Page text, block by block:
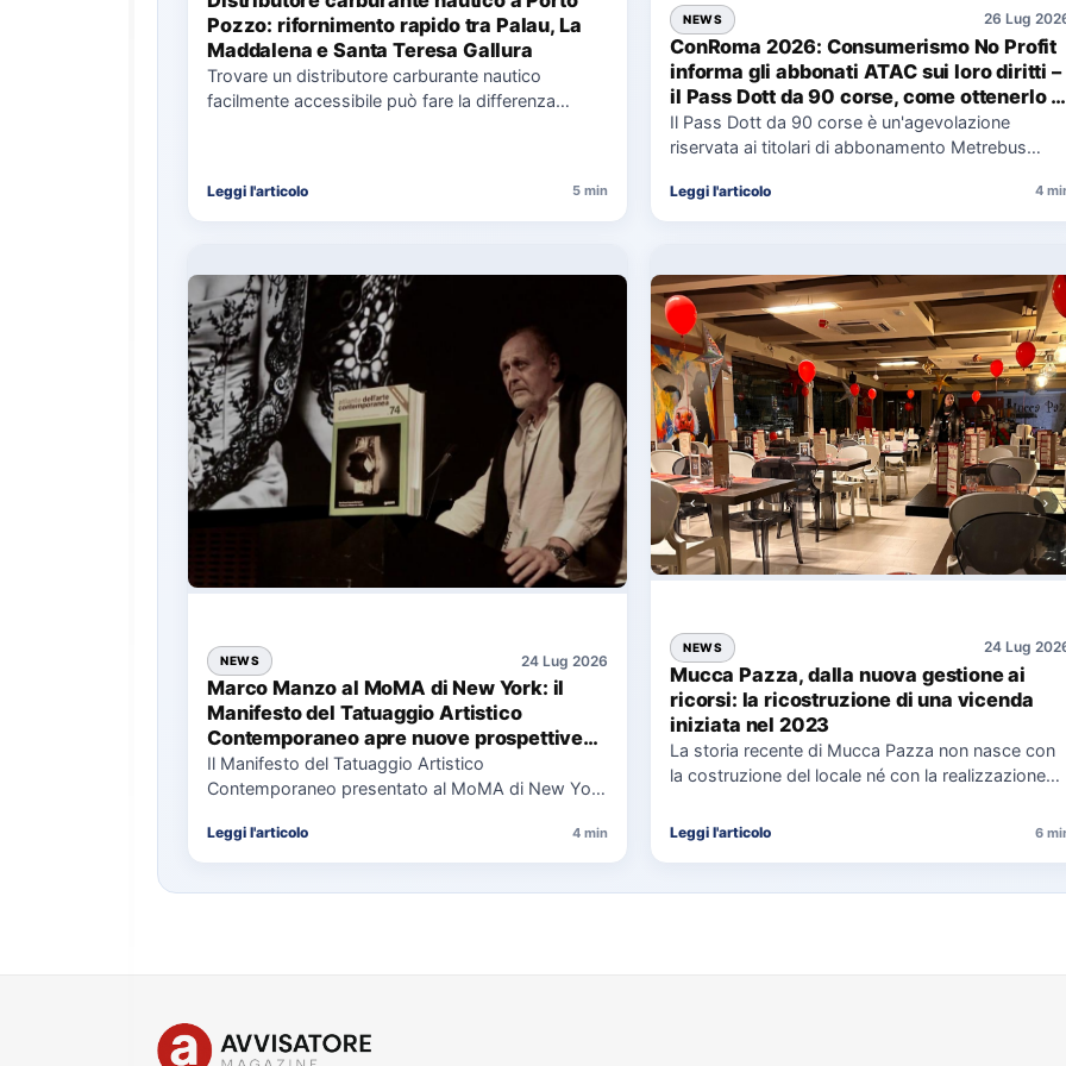
Pozzo: rifornimento rapido tra Palau, La
Maddalena e Santa Teresa Gallura
Trovare un distributore carburante nautico
facilmente accessibile può fare la differenza
Leggi l'articolo 5 min
NEWS 26 Lug
ConRoma 2026: Consumerismo No Profit
informa gli abbonati ATAC sui loro diritti –
il Pass Dott da 90 corse, come ottenerlo e
cosa spetta in caso di disservizi
Il Pass Dott da 90 corse è un'agevolazione
riservata ai titolari di abbonamento Metrebus
Leggi l'articolo 4
NEWS 24 Lug 2026
Marco Manzo al MoMA di New York: il
Manifesto del Tatuaggio Artistico
Contemporaneo apre nuove prospettive
per il collezionismo
Il Manifesto del Tatuaggio Artistico
Contemporaneo presentato al MoMA di New York
Leggi l'articolo 4 min
NEWS 24 Lug
Mucca Pazza, dalla nuova gestione ai
ricorsi: la ricostruzione di una vicenda
iniziata nel 2023
La storia recente di Mucca Pazza non nasce con
la costruzione del locale né con la realizzazione
Leggi l'articolo 6